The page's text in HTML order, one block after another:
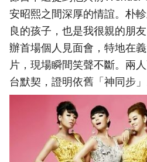
安昭熙之間深厚的情誼。朴
良的孩子，也是我很親的朋
辦首場個人見面會，特地在
片，現場瞬間笑聲不斷。兩
台默契，證明依舊「神同步」